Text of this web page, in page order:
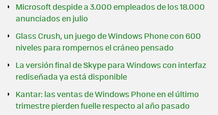
Microsoft despide a 3.000 empleados de los 18.000
anunciados en julio
Glass Crush, un juego de Windows Phone con 600
niveles para rompernos el cráneo pensado
La versión final de Skype para Windows con interfaz
rediseñada ya está disponible
Kantar: las ventas de Windows Phone en el último
trimestre pierden fuelle respecto al año pasado